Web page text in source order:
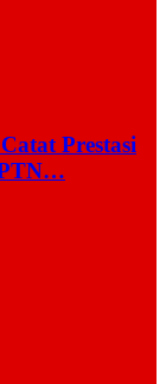
Prestasi
PTN…